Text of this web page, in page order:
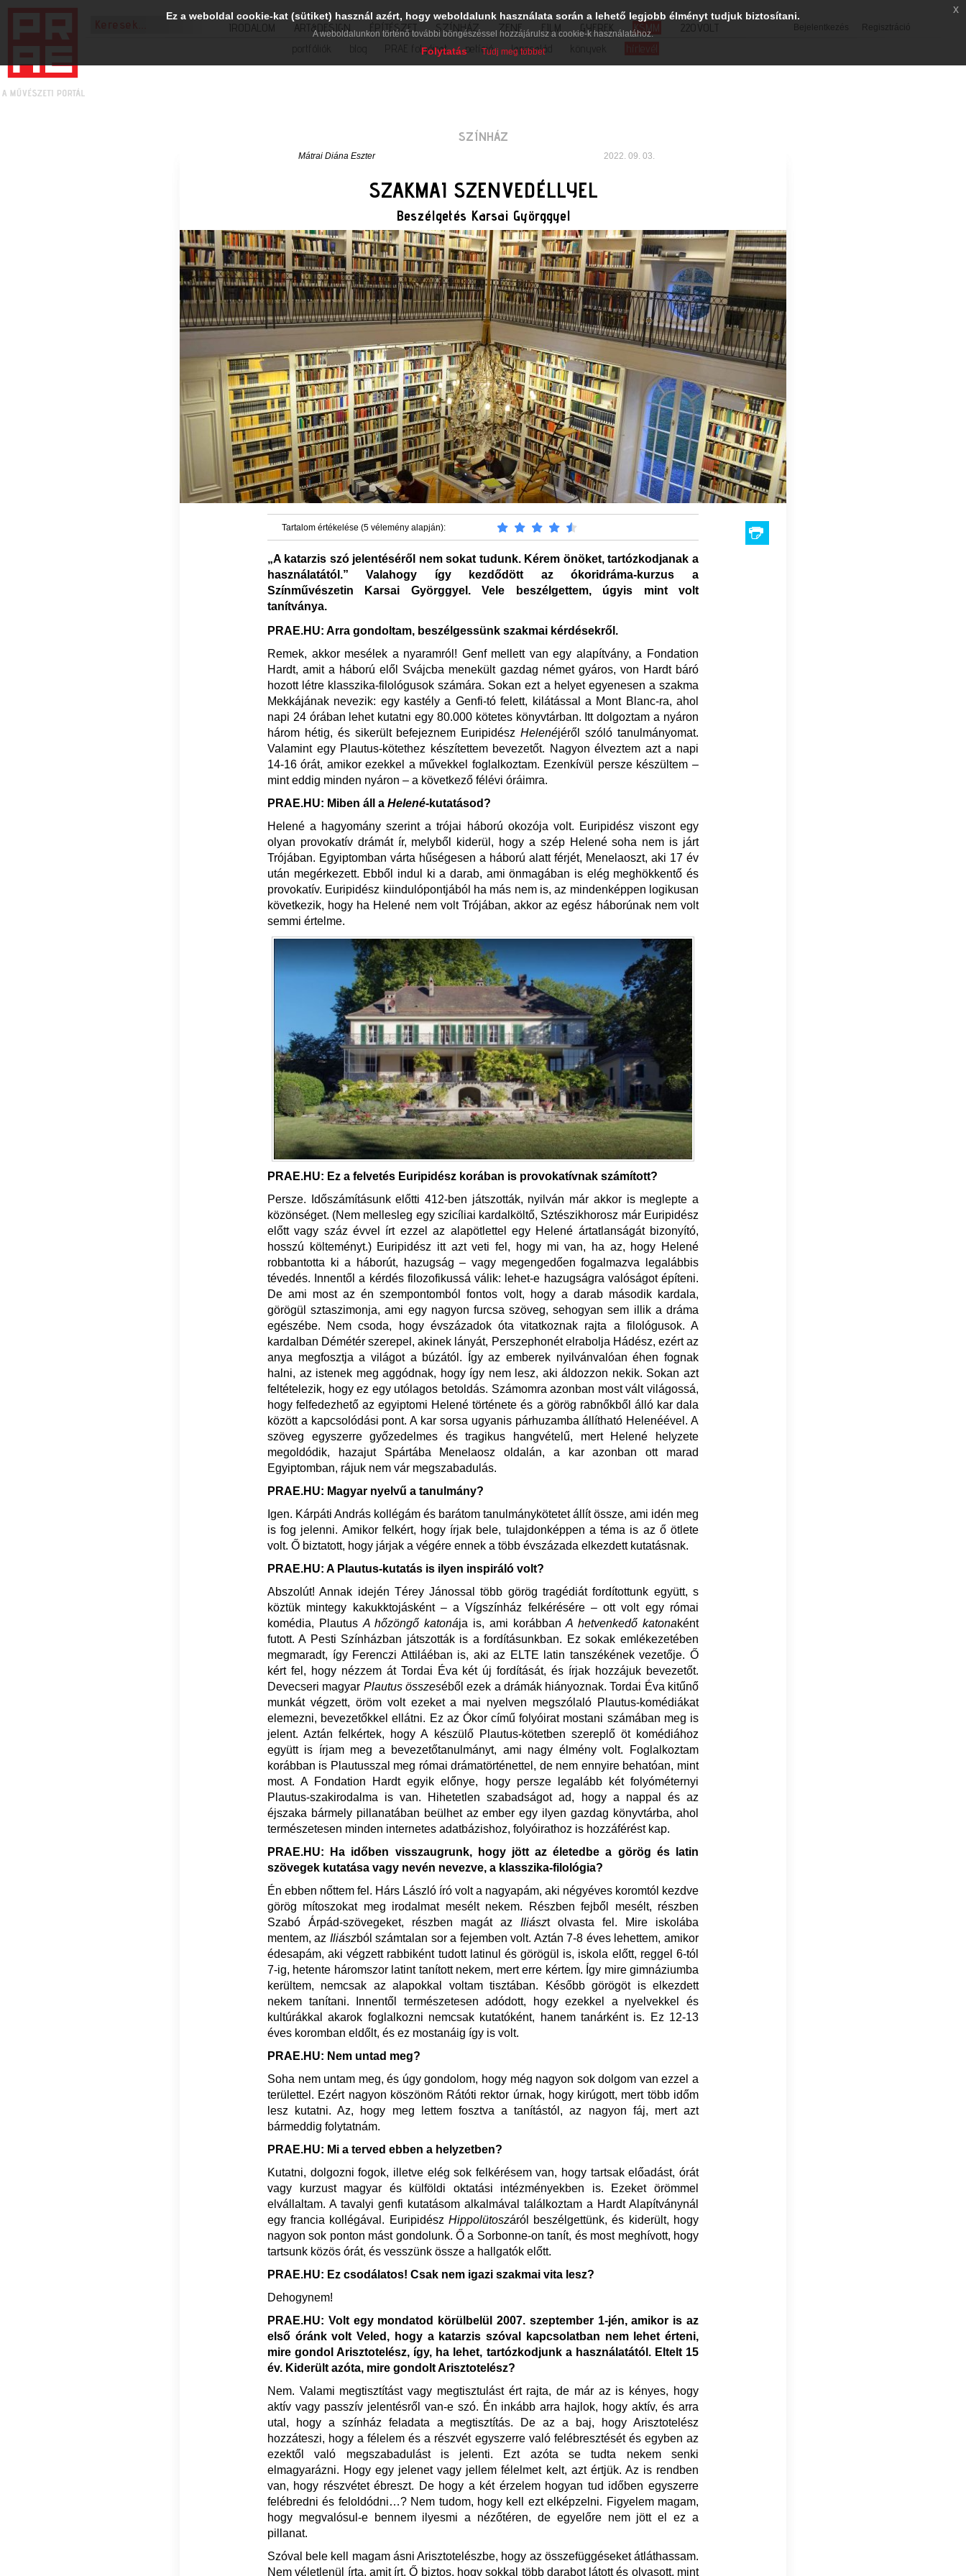
Bejelentkezés Regisztráció
IRODALOM ART&DESIGN ÉPÍTÉSZET SZÍNHÁZ ZENE FILM GYEREK KSMM
220VOLT
portfóliók
blog PRAE folyóirat petíció lapcsalád könyvek hírlevél
SZÍNHÁZ
Mátrai Diána Eszter 2022. 09. 03.
SZAKMAI SZENVEDÉLLYEL
Beszélgetés Karsai Györggyel
Tartalom értékelése (5 vélemény alapján):
„A katarzis szó jelentéséről nem sokat tudunk. Kérem önöket, tartózkodjanak a
használatától.” Valahogy így kezdődött az ókoridráma-kurzus a
Színművészetin Karsai Györggyel. Vele beszélgettem, úgyis mint volt
tanítványa.
PRAE.HU: Arra gondoltam, beszélgessünk szakmai kérdésekről.
Remek, akkor mesélek a nyaramról! Genf mellett van egy alapítvány, a Fondation
Hardt, amit a háború elől Svájcba menekült gazdag német gyáros, von Hardt báró
hozott létre klasszika-filológusok számára. Sokan ezt a helyet egyenesen a szakma
Mekkájának nevezik: egy kastély a Genfi-tó felett, kilátással a Mont Blanc-ra, ahol
napi 24 órában lehet kutatni egy 80.000 kötetes könyvtárban. Itt dolgoztam a nyáron
három hétig, és sikerült befejeznem EuripidészHelenéjéről szóló tanulmányomat.
Valamint egy Plautus-kötethez készítettem bevezetőt. Nagyon élveztem azt a napi
14-16 órát, amikor ezekkel a művekkel foglalkoztam. Ezenkívül persze készültem –
mint eddig minden nyáron – a következő félévi óráimra.
PRAE.HU: Miben áll a Helené-kutatásod?
Helené a hagyomány szerint a trójai háború okozója volt. Euripidész viszont egy
olyan provokatív drámát ír, melyből kiderül, hogy a szép Helené soha nem is járt
Trójában. Egyiptomban várta hűségesen a háború alatt férjét, Menelaoszt, aki 17 év
után megérkezett. Ebből indul ki a darab, ami önmagában is elég meghökkentő és
provokatív. Euripidész kiindulópontjából ha más nem is, az mindenképpen logikusan
következik, hogy ha Helené nem volt Trójában, akkor az egész háborúnak nem volt
semmi értelme.
PRAE.HU: Ez a felvetés Euripidész korában is provokatívnak számított?
Persze. Időszámításunk előtti 412-ben játszották, nyilván már akkor is meglepte a
közönséget. (Nem mellesleg egy szicíliai kardalköltő, Sztészikhorosz már Euripidész
előtt vagy száz évvel írt ezzel az alapötlettel egy Helené ártatlanságát bizonyító,
hosszú költeményt.) Euripidész itt azt veti fel, hogy mi van, ha az, hogy Helené
robbantotta ki a háborút, hazugság – vagy megengedően fogalmazva legalábbis
tévedés. Innentől a kérdés filozofikussá válik: lehet-e hazugságra valóságot építeni.
De ami most az én szempontomból fontos volt, hogy a darab második kardala,
görögül sztaszimonja, ami egy nagyon furcsa szöveg, sehogyan sem illik a dráma
egészébe. Nem csoda, hogy évszázadok óta vitatkoznak rajta a filológusok. A
kardalban Démétér szerepel, akinek lányát, Perszephonét elrabolja Hádész, ezért az
anya megfosztja a világot a búzától. Így az emberek nyilvánvalóan éhen fognak
halni, az istenek meg aggódnak, hogy így nem lesz, aki áldozzon nekik. Sokan azt
feltételezik, hogy ez egy utólagos betoldás. Számomra azonban most vált világossá,
hogy felfedezhető az egyiptomi Helené története és a görög rabnőkből álló kar dala
között a kapcsolódási pont. A kar sorsa ugyanis párhuzamba állítható Helenéével. A
szöveg egyszerre győzedelmes és tragikus hangvételű, mert Helené helyzete
megoldódik, hazajut Spártába Menelaosz oldalán, a kar azonban ott marad
Egyiptomban, rájuk nem vár megszabadulás.
PRAE.HU: Magyar nyelvű a tanulmány?
Igen. Kárpáti András kollégám és barátom tanulmánykötetet állít össze, ami idén meg
is fog jelenni. Amikor felkért, hogy írjak bele, tulajdonképpen a téma is az ő ötlete
volt. Ő biztatott, hogy járjak a végére ennek a több évszázada elkezdett kutatásnak.
PRAE.HU: A Plautus-kutatás is ilyen inspiráló volt?
Abszolút! Annak idején Térey Jánossal több görög tragédiát fordítottunk együtt, s
köztük mintegy kakukktojásként – a Vígszínház felkérésére – ott volt egy római
komédia, Plautus A hőzöngő katonája is, ami korábbanA hetvenkedő katonaként
futott. A Pesti Színházban játszották is a fordításunkban. Ez sokak emlékezetében
megmaradt, így Ferenczi Attiláéban is, aki az ELTE latin tanszékének vezetője. Ő
kért fel, hogy nézzem át Tordai Éva két új fordítását, és írjak hozzájuk bevezetőt.
Devecseri magyar Plautus összeséből ezek a drámák hiányoznak. Tordai Éva kitűnő
munkát végzett, öröm volt ezeket a mai nyelven megszólaló Plautus-komédiákat
elemezni, bevezetőkkel ellátni. Ez az Ókor című folyóirat mostani számában meg is
jelent. Aztán felkértek, hogy A készülő Plautus-kötetben szereplő öt komédiához
együtt is írjam meg a bevezetőtanulmányt, ami nagy élmény volt. Foglalkoztam
korábban is Plautusszal meg római drámatörténettel, de nem ennyire behatóan, mint
most. A Fondation Hardt egyik előnye, hogy persze legalább két folyóméternyi
Plautus-szakirodalma is van. Hihetetlen szabadságot ad, hogy a nappal és az
éjszaka bármely pillanatában beülhet az ember egy ilyen gazdag könyvtárba, ahol
természetesen minden internetes adatbázishoz, folyóirathoz is hozzáférést kap.
PRAE.HU: Ha időben visszaugrunk, hogy jött az életedbe a görög és latin
szövegek kutatása vagy nevén nevezve, a klasszika-filológia?
Én ebben nőttem fel. Hárs László író volt a nagyapám, aki négyéves koromtól kezdve
görög mítoszokat meg irodalmat mesélt nekem. Részben fejből mesélt, részben
Szabó Árpád-szövegeket, részben magát az Iliászt olvasta fel. Mire iskolába
mentem, az Iliászból számtalan sor a fejemben volt. Aztán 7-8 éves lehettem, amikor
édesapám, aki végzett rabbiként tudott latinul és görögül is, iskola előtt, reggel 6-tól
7-ig, hetente háromszor latint tanított nekem, mert erre kértem. Így mire gimnáziumba
kerültem, nemcsak az alapokkal voltam tisztában. Később görögöt is elkezdett
nekem tanítani. Innentől természetesen adódott, hogy ezekkel a nyelvekkel és
kultúrákkal akarok foglalkozni nemcsak kutatóként, hanem tanárként is. Ez 12-13
éves koromban eldőlt, és ez mostanáig így is volt.
PRAE.HU: Nem untad meg?
Soha nem untam meg, és úgy gondolom, hogy még nagyon sok dolgom van ezzel a
területtel. Ezért nagyon köszönöm Rátóti rektor úrnak, hogy kirúgott, mert több időm
lesz kutatni. Az, hogy meg lettem fosztva a tanítástól, az nagyon fáj, mert azt
bármeddig folytatnám.
PRAE.HU: Mi a terved ebben a helyzetben?
Kutatni, dolgozni fogok, illetve elég sok felkérésem van, hogy tartsak előadást, órát
vagy kurzust magyar és külföldi oktatási intézményekben is. Ezeket örömmel
elvállaltam. A tavalyi genfi kutatásom alkalmával találkoztam a Hardt Alapítványnál
egy francia kollégával. Euripidész Hippolütoszáról beszélgettünk, és kiderült, hogy
nagyon sok ponton mást gondolunk. Ő a Sorbonne-on tanít, és most meghívott, hogy
tartsunk közös órát, és vesszünk össze a hallgatók előtt.
PRAE.HU: Ez csodálatos! Csak nem igazi szakmai vita lesz?
Dehogynem!
PRAE.HU: Volt egy mondatod körülbelül 2007. szeptember 1-jén, amikor is az
első óránk volt Veled, hogy a katarzis szóval kapcsolatban nem lehet érteni,
mire gondol Arisztotelész, így, ha lehet, tartózkodjunk a használatától. Eltelt 15
év. Kiderült azóta, mire gondolt Arisztotelész?
Nem. Valami megtisztítást vagy megtisztulást ért rajta, de már az is kényes, hogy
aktív vagy passzív jelentésről van-e szó. Én inkább arra hajlok, hogy aktív, és arra
utal, hogy a színház feladata a megtisztítás. De az a baj, hogy Arisztotelész
hozzáteszi, hogy a félelem és a részvét egyszerre való felébresztését és egyben az
ezektől való megszabadulást is jelenti. Ezt azóta se tudta nekem senki
elmagyarázni. Hogy egy jelenet vagy jellem félelmet kelt, azt értjük. Az is rendben
van, hogy részvétet ébreszt. De hogy a két érzelem hogyan tud időben egyszerre
felébredni és feloldódni…? Nem tudom, hogy kell ezt elképzelni. Figyelem magam,
hogy megvalósul-e bennem ilyesmi a nézőtéren, de egyelőre nem jött el ez a
pillanat.
Szóval bele kell magam ásni Arisztotelészbe, hogy az összefüggéseket átláthassam.
Nem véletlenül írta, amit írt. Ő biztos, hogy sokkal több darabot látott és olvasott, mint
Ez a weboldal cookie-kat (sütiket) használ azért, hogy weboldalunk használata során a lehető legjobb élményt tudjuk biztosítani.
A weboldalunkon történő további böngészéssel hozzájárulsz a cookie-k használatához.
Folytatás Tudj meg többet
x